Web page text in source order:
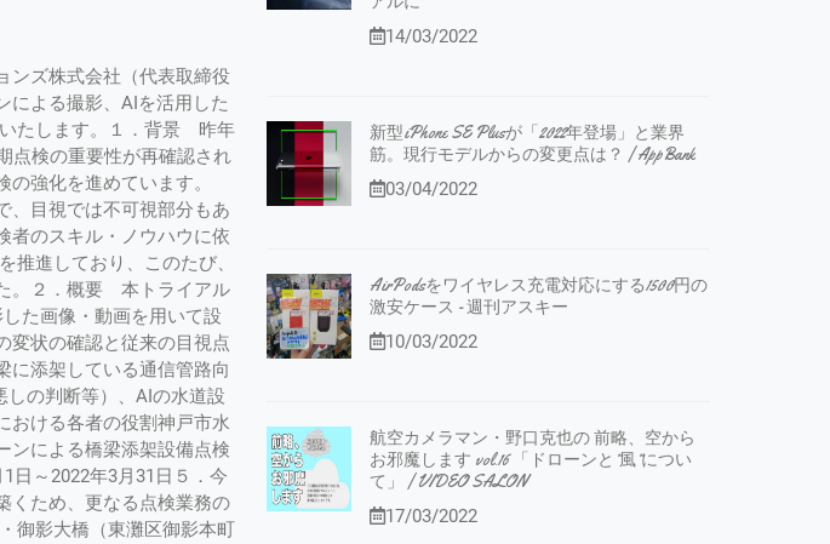
ンズ株式会社（代表取締役
よる撮影、AIを活用した
いたします。１．背景 昨年
点検の重要性が再確認され
の強化を進めています。
、目視では不可視部分もあ
者のスキル・ノウハウに依
推進しており、このたび、
。２．概要 本トライアル
た画像・動画を用いて設
状の確認と従来の目視点
に添架している通信管路向
の判断等）、AIの水道設
おける各者の役割神戸市水
ンによる橋梁添架設備点検
日～2022年3月31日５．今
くため、更なる点検業務の
御影大橋（東灘区御影本町
14/03/2022
新型iPhone SE Plusが「2022年登場」と業界
筋。現行モデルからの変更点は？ | AppBank
03/04/2022
AirPodsをワイヤレス充電対応にする1500円の
激安ケース - 週刊アスキー
10/03/2022
航空カメラマン・野口克也の 前略、空から
お邪魔します vol.16 「ドローンと”風”につい
て」 | VIDEO SALON
17/03/2022